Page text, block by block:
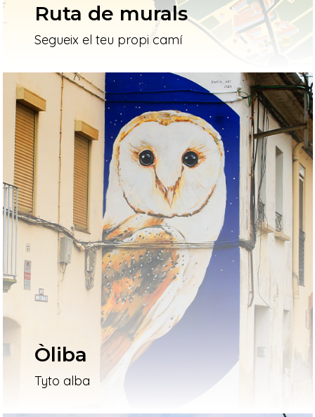
Ruta de murals
Segueix el teu propi camí
Òliba
Tyto alba